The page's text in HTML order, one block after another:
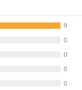
công nghiệp 50 lít
9
0
0
0
0